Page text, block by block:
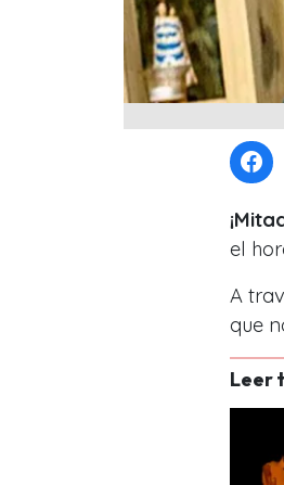
el
A
que
Leer